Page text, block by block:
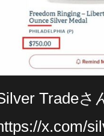
Tradeさ
x.com/